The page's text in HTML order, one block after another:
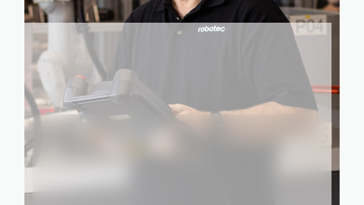
Urs Heimann
Écrire Copier
Appel Copier